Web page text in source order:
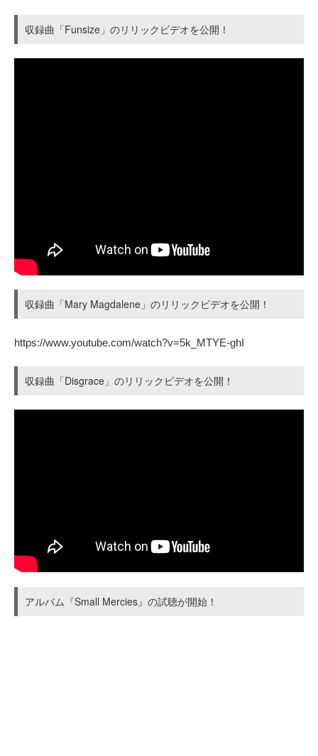
収録曲「Funsize」のリリックビデオを公開！
収録曲「Mary Magdalene」のリリックビデオを公開！
https://www.youtube.com/watch?v=5k_MTYE-ghI
収録曲「Disgrace」のリリックビデオを公開！
アルバム『Small Mercies』の試聴が開始！